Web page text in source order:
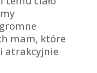
mam, które
atrakcyjnie